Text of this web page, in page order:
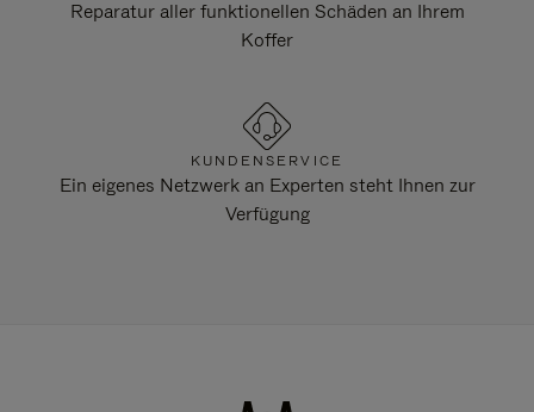
Reparatur aller funktionellen Schäden an Ihrem
Koffer
KUNDENSERVICE
Ein eigenes Netzwerk an Experten steht Ihnen zur
Verfügung